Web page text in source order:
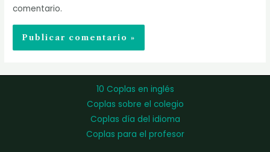
comentario.
10 Coplas en inglés
Coplas sobre el colegio
Coplas día del idioma
Coplas para el profesor